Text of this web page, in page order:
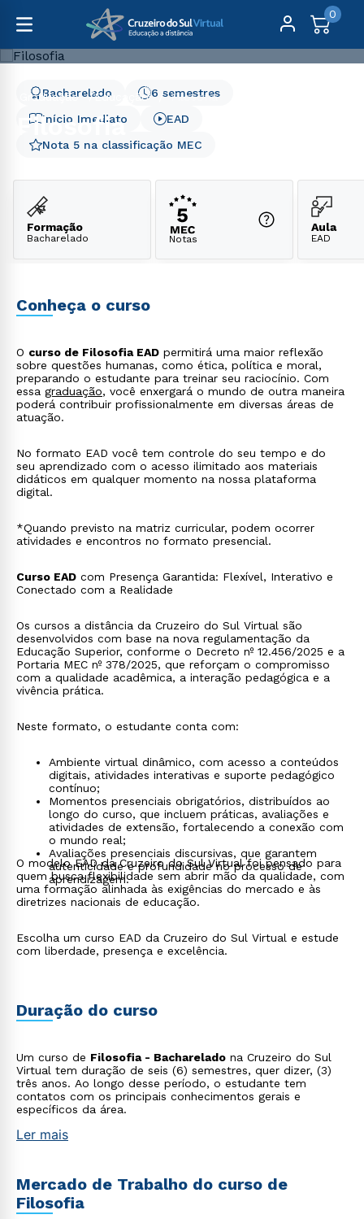
0
Graduação Educação Filosofia
Filosofia
Início Imediato
Nota 5 na classificação MEC
6 semestres
Bacharelado
EAD
Formação
Bacharelado Notas
Aula
EAD
Conheça o curso
O curso de Filosofia EAD permitirá uma maior reflexão
sobre questões humanas, como ética, política e moral,
preparando o estudante para treinar seu raciocínio. Com
essa graduação, você enxergará o mundo de outra maneira
poderá contribuir profissionalmente em diversas áreas de
atuação.
No formato EAD você tem controle do seu tempo e do
seu aprendizado com o acesso ilimitado aos materiais
didáticos em qualquer momento na nossa plataforma
digital.
*Quando previsto na matriz curricular, podem ocorrer
atividades e encontros no formato presencial.
Curso EAD com Presença Garantida: Flexível, Interativo e
Conectado com a Realidade
Os cursos a distância da Cruzeiro do Sul Virtual são
desenvolvidos com base na nova regulamentação da
Educação Superior, conforme o Decreto nº 12.456/2025 e a
Portaria MEC nº 378/2025, que reforçam o compromisso
com a qualidade acadêmica, a interação pedagógica e a
vivência prática.
Neste formato, o estudante conta com:
Ambiente virtual dinâmico, com acesso a conteúdos
digitais, atividades interativas e suporte pedagógico
contínuo;
Momentos presenciais obrigatórios, distribuídos ao
longo do curso, que incluem práticas, avaliações e
atividades de extensão, fortalecendo a conexão com
o mundo real;
Avaliações presenciais discursivas, que garantem
autenticidade e profundidade no processo de
aprendizagem.
O modelo EAD da Cruzeiro do Sul Virtual foi pensado para
quem busca flexibilidade sem abrir mão da qualidade, com
uma formação alinhada às exigências do mercado e às
diretrizes nacionais de educação.
Escolha um curso EAD da Cruzeiro do Sul Virtual e estude
com liberdade, presença e excelência.
Duração do curso
Um curso de Filosofia - Bacharelado na Cruzeiro do Sul
Virtual tem duração de seis (6) semestres, quer dizer, (3)
três anos. Ao longo desse período, o estudante tem
contatos com os principais conhecimentos gerais e
específicos da área.
Ler mais
Mercado de Trabalho do curso de
Filosofia